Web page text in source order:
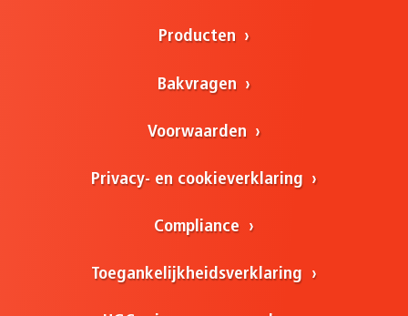
Producten
Bakvragen
Voorwaarden
Privacy- en cookieverklaring
Compliance
Toegankelijkheidsverklaring